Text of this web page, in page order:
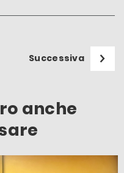
Successiva
anche